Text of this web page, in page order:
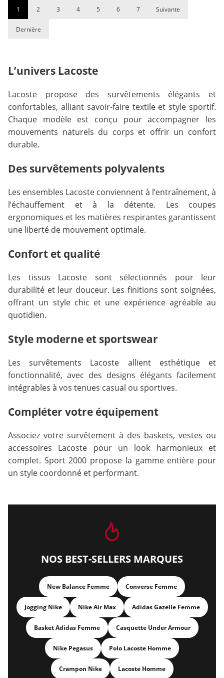
1 2 3 4 5 6 7 Suivante
Dernière
L’univers Lacoste
Lacoste propose des survêtements élégants et
confortables, alliant savoir-faire textile et style sportif.
Chaque modèle est conçu pour accompagner les
mouvements naturels du corps et offrir un confort
durable.
Des survêtements polyvalents
Les ensembles Lacoste conviennent à l’entraînement, à
l’échauffement et à la détente. Les coupes
ergonomiques et les matières respirantes garantissent
une liberté de mouvement optimale.
Confort et qualité
Les tissus Lacoste sont sélectionnés pour leur
durabilité et leur douceur. Les finitions sont soignées,
offrant un style chic et une expérience agréable au
quotidien.
Style moderne et sportswear
Les survêtements Lacoste allient esthétique et
fonctionnalité, avec des designs élégants facilement
intégrables à vos tenues casual ou sportives.
Compléter votre équipement
Associez votre survêtement à des baskets, vestes ou
accessoires Lacoste pour un look harmonieux et
complet. Sport 2000 propose la gamme entière pour
un style coordonné et performant.
NOS BEST-SELLERS MARQUES
New Balance Femme Converse Femme
Jogging Nike Nike Air Max Adidas Gazelle Femme
Basket Adidas Femme Casquette Under Armour
Nike Pegasus Polo Lacoste Homme
Crampon Nike Lacoste Homme